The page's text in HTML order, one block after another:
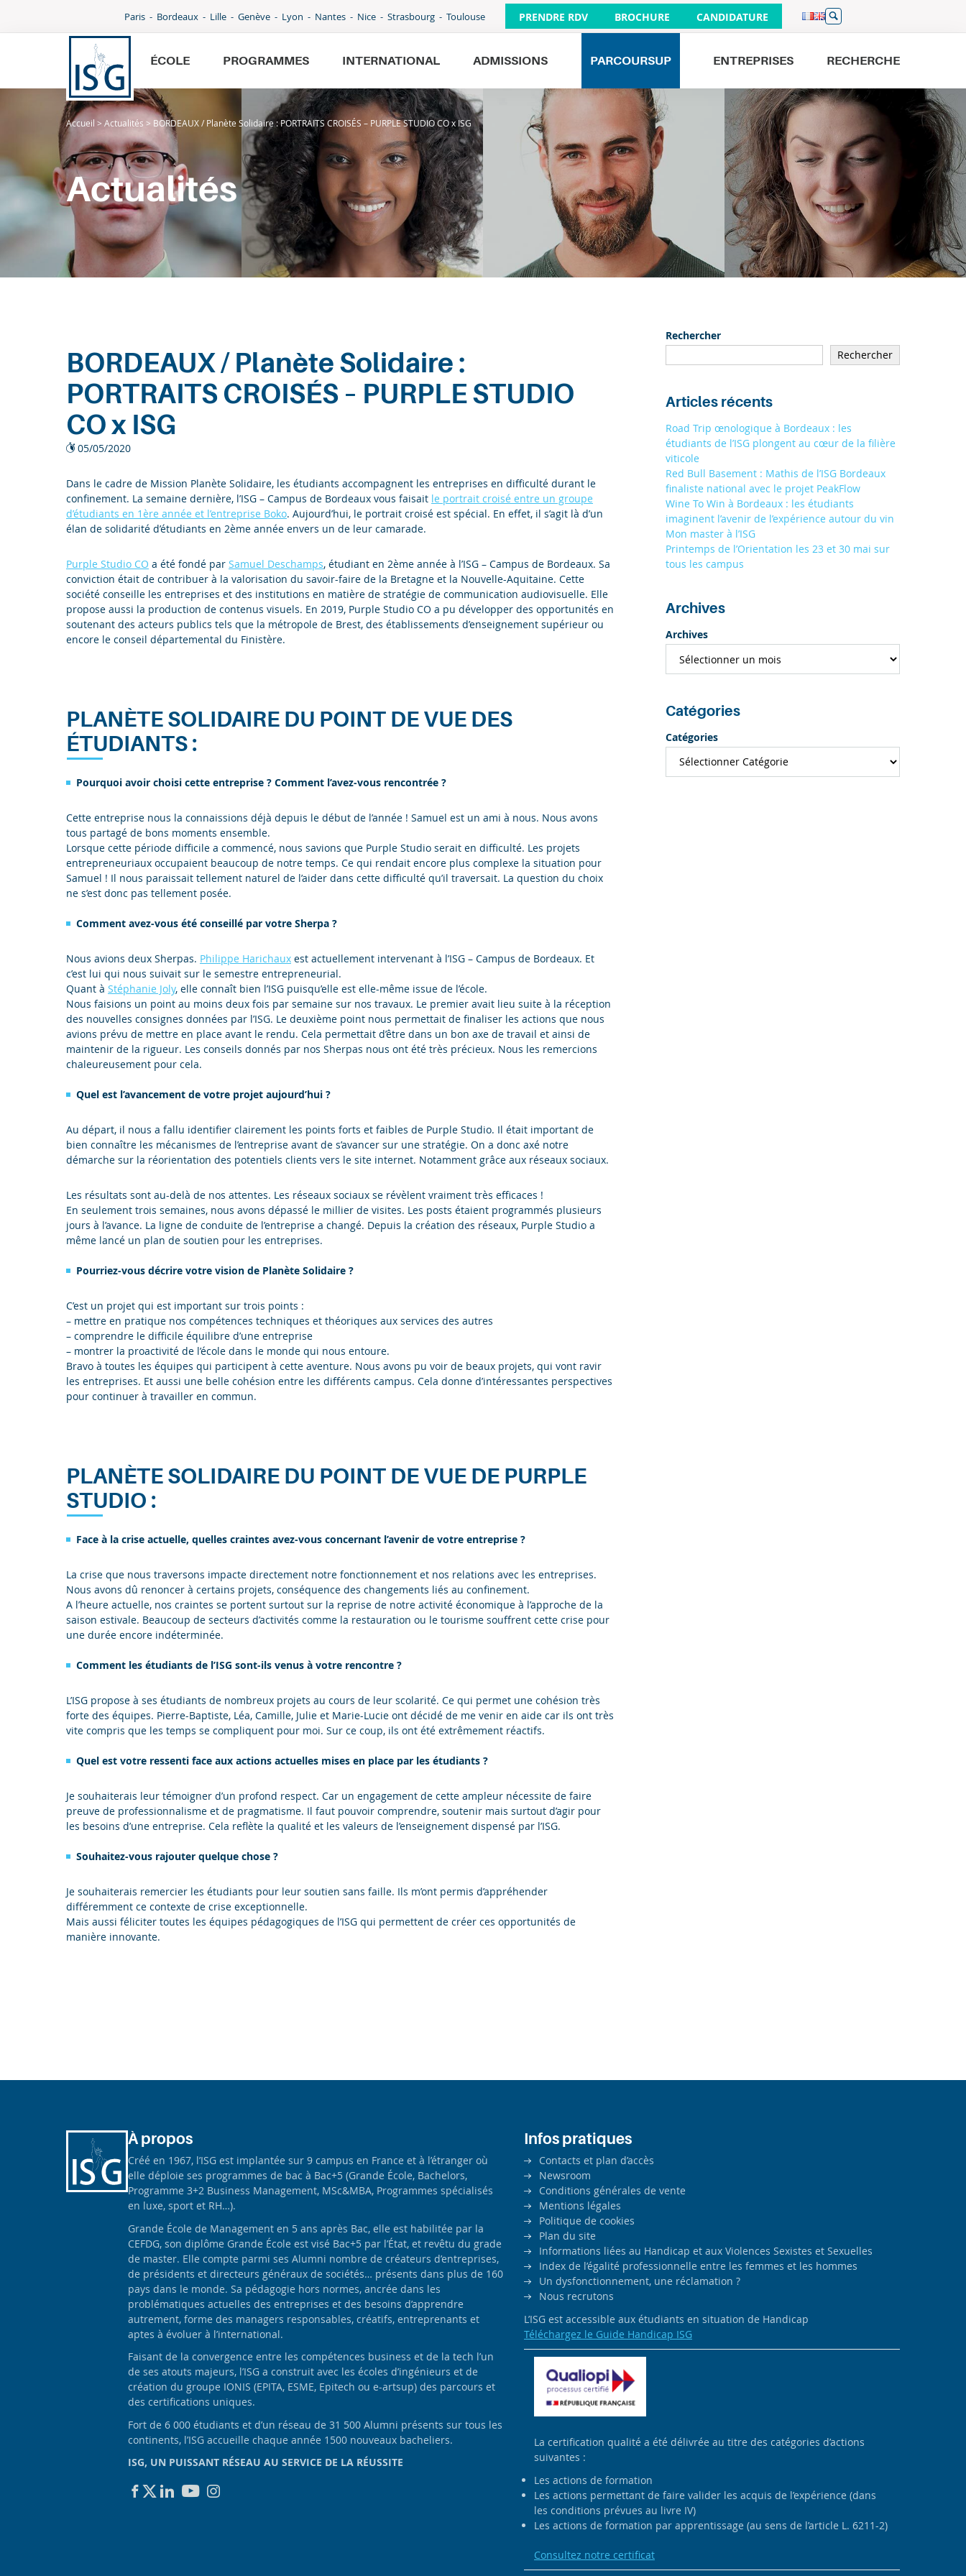
Paris Bordeaux Lille Genève Lyon Nantes Nice Strasbourg Toulouse PRENDRE RDV BROCHURE CANDIDATURE
ÉCOLE PROGRAMMES INTERNATIONAL ADMISSIONS PARCOURSUP ENTREPRISES RECHERCHE
École
Programmes
International
Admissions
Entreprises
Recherche
Venez nous rencontrer
JOURNÉES PORTES OUVERTES
S'INSCRIRE
Accueil > Actualités > BORDEAUX / Planète Solidaire : PORTRAITS CROISÉS – PURPLE STUDIO CO x ISG
Actualités
BORDEAUX / Planète Solidaire :
PORTRAITS CROISÉS – PURPLE STUDIO
CO x ISG
05/05/2020
Dans le cadre de Mission Planète Solidaire, les étudiants accompagnent les entreprises en difficulté durant le
confinement. La semaine dernière, l’ISG – Campus de Bordeaux vous faisait le portrait croisé entre un groupe
d’étudiants en 1ère année et l’entreprise Boko. Aujourd’hui, le portrait croisé est spécial. En effet, il s’agit là d’un
élan de solidarité d’étudiants en 2ème année envers un de leur camarade.
Purple Studio CO a été fondé par Samuel Deschamps, étudiant en 2ème année à l’ISG – Campus de Bordeaux. Sa
conviction était de contribuer à la valorisation du savoir-faire de la Bretagne et la Nouvelle-Aquitaine. Cette
société conseille les entreprises et des institutions en matière de stratégie de communication audiovisuelle. Elle
propose aussi la production de contenus visuels. En 2019, Purple Studio CO a pu développer des opportunités en
soutenant des acteurs publics tels que la métropole de Brest, des établissements d’enseignement supérieur ou
encore le conseil départemental du Finistère.
PLANÈTE SOLIDAIRE DU POINT DE VUE DES
ÉTUDIANTS :
Pourquoi avoir choisi cette entreprise ? Comment l’avez-vous rencontrée ?
Cette entreprise nous la connaissions déjà depuis le début de l’année ! Samuel est un ami à nous. Nous avons
tous partagé de bons moments ensemble.
Lorsque cette période difficile a commencé, nous savions que Purple Studio serait en difficulté. Les projets
entrepreneuriaux occupaient beaucoup de notre temps. Ce qui rendait encore plus complexe la situation pour
Samuel ! Il nous paraissait tellement naturel de l’aider dans cette difficulté qu’il traversait. La question du choix
ne s’est donc pas tellement posée.
Comment avez-vous été conseillé par votre Sherpa ?
Nous avions deux Sherpas. Philippe Harichaux est actuellement intervenant à l’ISG – Campus de Bordeaux. Et
c’est lui qui nous suivait sur le semestre entrepreneurial.
Quant à Stéphanie Joly, elle connaît bien l’ISG puisqu’elle est elle-même issue de l’école.
Nous faisions un point au moins deux fois par semaine sur nos travaux. Le premier avait lieu suite à la réception
des nouvelles consignes données par l’ISG. Le deuxième point nous permettait de finaliser les actions que nous
avions prévu de mettre en place avant le rendu. Cela permettait d’être dans un bon axe de travail et ainsi de
maintenir de la rigueur. Les conseils donnés par nos Sherpas nous ont été très précieux. Nous les remercions
chaleureusement pour cela.
Quel est l’avancement de votre projet aujourd’hui ?
Au départ, il nous a fallu identifier clairement les points forts et faibles de Purple Studio. Il était important de
bien connaître les mécanismes de l’entreprise avant de s’avancer sur une stratégie. On a donc axé notre
démarche sur la réorientation des potentiels clients vers le site internet. Notamment grâce aux réseaux sociaux.
Les résultats sont au-delà de nos attentes. Les réseaux sociaux se révèlent vraiment très efficaces !
En seulement trois semaines, nous avons dépassé le millier de visites. Les posts étaient programmés plusieurs
jours à l’avance. La ligne de conduite de l’entreprise a changé. Depuis la création des réseaux, Purple Studio a
même lancé un plan de soutien pour les entreprises.
Pourriez-vous décrire votre vision de Planète Solidaire ?
C’est un projet qui est important sur trois points :
– mettre en pratique nos compétences techniques et théoriques aux services des autres
– comprendre le difficile équilibre d’une entreprise
– montrer la proactivité de l’école dans le monde qui nous entoure.
Bravo à toutes les équipes qui participent à cette aventure. Nous avons pu voir de beaux projets, qui vont ravir
les entreprises. Et aussi une belle cohésion entre les différents campus. Cela donne d’intéressantes perspectives
pour continuer à travailler en commun.
PLANÈTE SOLIDAIRE DU POINT DE VUE DE PURPLE
STUDIO :
Face à la crise actuelle, quelles craintes avez-vous concernant l’avenir de votre entreprise ?
La crise que nous traversons impacte directement notre fonctionnement et nos relations avec les entreprises.
Nous avons dû renoncer à certains projets, conséquence des changements liés au confinement.
A l’heure actuelle, nos craintes se portent surtout sur la reprise de notre activité économique à l’approche de la
saison estivale. Beaucoup de secteurs d’activités comme la restauration ou le tourisme souffrent cette crise pour
une durée encore indéterminée.
Comment les étudiants de l’ISG sont-ils venus à votre rencontre ?
L’ISG propose à ses étudiants de nombreux projets au cours de leur scolarité. Ce qui permet une cohésion très
forte des équipes. Pierre-Baptiste, Léa, Camille, Julie et Marie-Lucie ont décidé de me venir en aide car ils ont très
vite compris que les temps se compliquent pour moi. Sur ce coup, ils ont été extrêmement réactifs.
Quel est votre ressenti face aux actions actuelles mises en place par les étudiants ?
Je souhaiterais leur témoigner d’un profond respect. Car un engagement de cette ampleur nécessite de faire
preuve de professionnalisme et de pragmatisme. Il faut pouvoir comprendre, soutenir mais surtout d’agir pour
les besoins d’une entreprise. Cela reflète la qualité et les valeurs de l’enseignement dispensé par l’ISG.
Souhaitez-vous rajouter quelque chose ?
Je souhaiterais remercier les étudiants pour leur soutien sans faille. Ils m’ont permis d’appréhender
différemment ce contexte de crise exceptionnelle.
Mais aussi féliciter toutes les équipes pédagogiques de l’ISG qui permettent de créer ces opportunités de
manière innovante.
Rechercher
Rechercher
Articles récents
Road Trip œnologique à Bordeaux : les
étudiants de l’ISG plongent au cœur de la filière
viticole
Red Bull Basement : Mathis de l’ISG Bordeaux
finaliste national avec le projet PeakFlow
Wine To Win à Bordeaux : les étudiants
imaginent l’avenir de l’expérience autour du vin
Mon master à l’ISG
Printemps de l’Orientation les 23 et 30 mai sur
tous les campus
Archives
Archives
Catégories
Catégories
À propos
Créé en 1967, l’ISG est implantée sur 9 campus en France et à l’étranger où
elle déploie ses programmes de bac à Bac+5 (Grande École, Bachelors,
Programme 3+2 Business Management, MSc&MBA, Programmes spécialisés
en luxe, sport et RH…).
Grande École de Management en 5 ans après Bac, elle est habilitée par la
CEFDG, son diplôme Grande École est visé Bac+5 par l’État, et revêtu du grade
de master. Elle compte parmi ses Alumni nombre de créateurs d’entreprises,
de présidents et directeurs généraux de sociétés… présents dans plus de 160
pays dans le monde. Sa pédagogie hors normes, ancrée dans les
problématiques actuelles des entreprises et des besoins d’apprendre
autrement, forme des managers responsables, créatifs, entreprenants et
aptes à évoluer à l’international.
Faisant de la convergence entre les compétences business et de la tech l’un
de ses atouts majeurs, l’ISG a construit avec les écoles d’ingénieurs et de
création du groupe IONIS (EPITA, ESME, Epitech ou e-artsup) des parcours et
des certifications uniques.
Fort de 6 000 étudiants et d’un réseau de 31 500 Alumni présents sur tous les
continents, l’ISG accueille chaque année 1500 nouveaux bacheliers.
ISG, UN PUISSANT RÉSEAU AU SERVICE DE LA RÉUSSITE
Infos pratiques
Contacts et plan d’accès
Newsroom
Conditions générales de vente
Mentions légales
Politique de cookies
Plan du site
Informations liées au Handicap et aux Violences Sexistes et Sexuelles
Index de l’égalité professionnelle entre les femmes et les hommes
Un dysfonctionnement, une réclamation ?
Nous recrutons
L’ISG est accessible aux étudiants en situation de Handicap
Téléchargez le Guide Handicap ISG
La certification qualité a été délivrée au titre des catégories d’actions
suivantes :
Les actions de formation
Les actions permettant de faire valider les acquis de l’expérience (dans
les conditions prévues au livre IV)
Les actions de formation par apprentissage (au sens de l’article L. 6211-2)
Consultez notre certificat